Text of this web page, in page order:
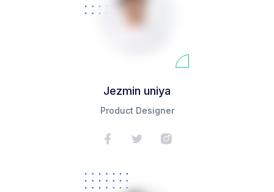
Jezmin uniya
Product Designer